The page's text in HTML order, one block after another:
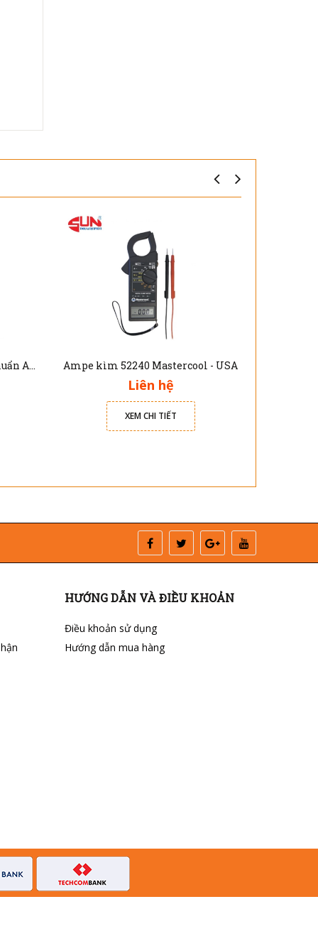
Thiết bị chuẩn đoán và hiệu chuẩn ADAS cho xe ô tô Phoenix Elite Topdon Ampe kìm 52240 Mastercool - USA
Liên hệ
XEM CHI TIẾT
HƯỚNG DẪN VÀ ĐIỀU KHOẢN
Điều khoản sử dụng
Hướng dẫn mua hàng